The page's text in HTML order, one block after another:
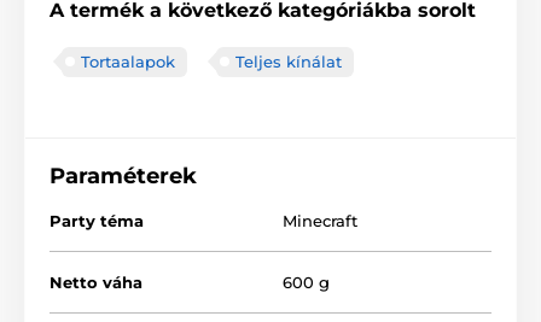
A termék a következő kategóriákba sorolt
Tortaalapok Teljes kínálat
Paraméterek
Party téma Minecraft
Netto váha 600 g